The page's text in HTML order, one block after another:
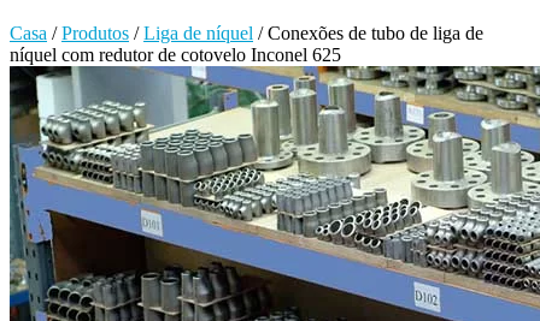
Casa /Produtos /Liga de níquel /Conexões de tubo de liga de
níquel com redutor de cotovelo Inconel 625